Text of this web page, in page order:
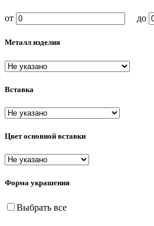
от до
Металл изделия
Вставка
Цвет основной вставки
Форма украшения
Выбрать все